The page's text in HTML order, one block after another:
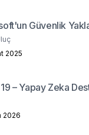
Güvenlik
2025
– Yapay Zeka
2026